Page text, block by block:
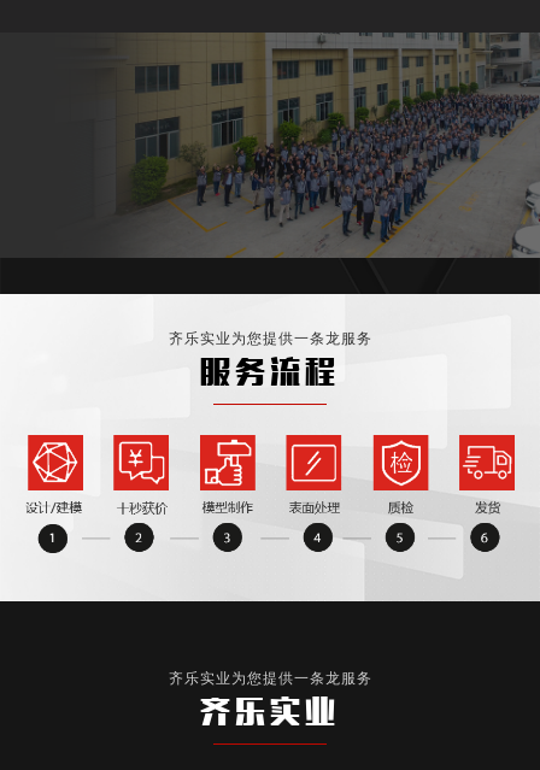
齐乐实业为您提供一条龙服务
服务流程
齐乐实业为您提供一条龙服务
齐乐实业